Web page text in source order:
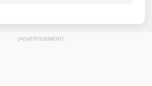
[ADVERTISEMENT]